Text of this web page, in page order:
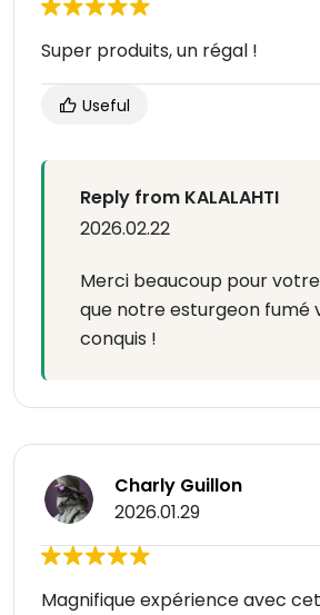
Super produits, un régal !
Useful
Reply from KALALAHTI
2026.02.22
Merci beaucoup pour votre
que notre esturgeon fumé
conquis !
Charly Guillon
2026.01.29
Magnifique expérience avec